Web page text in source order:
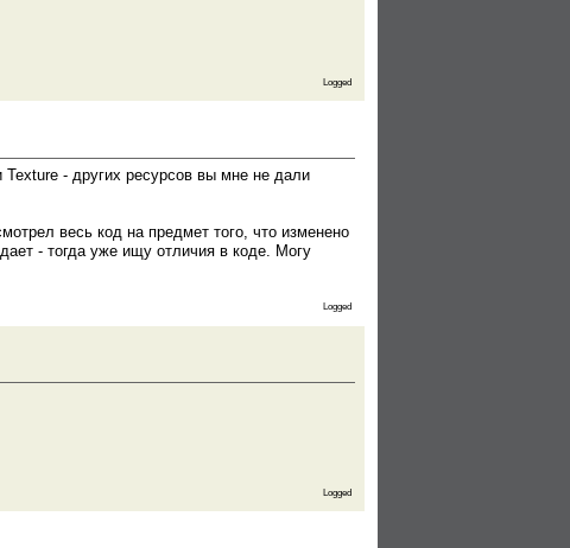
Logged
- других ресурсов вы мне не дали
весь код на предмет того, что изменено
- тогда уже ищу отличия в коде. Могу
Logged
Logged